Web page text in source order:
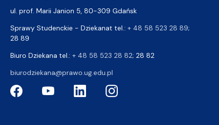
ul. prof. Marii Janion 5, 80-309 Gdańsk
Sprawy Studenckie - Dziekanat tel.: + 48 58 523 28 89;
28 89
Biuro Dziekana tel.: + 48 58 523 28 82; 28 82
biurodziekana@prawo.ug.edu.pl